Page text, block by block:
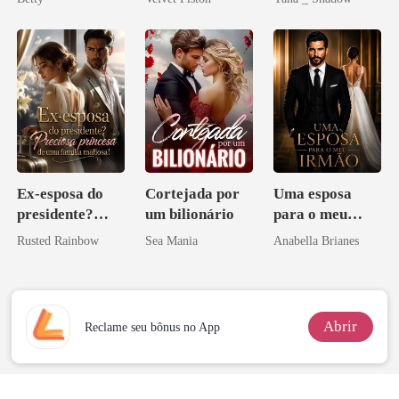
Marcada
desafiar
Ex-esposa do
presidente?
Preciosa
mafiosa!
Rusted Rainbow
Cortejada por
um bilionário
Sea Mania
Uma esposa
para o meu
irmão
Anabella Brianes
Reclame seu bônus no App Abrir